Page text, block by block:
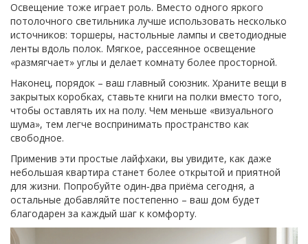
Освещение тоже играет роль. Вместо одного яркого
потолочного светильника лучше использовать несколько
источников: торшеры, настольные лампы и светодиодные
ленты вдоль полок. Мягкое, рассеянное освещение
«размягчает» углы и делает комнату более просторной.
Наконец, порядок – ваш главный союзник. Храните вещи в
закрытых коробках, ставьте книги на полки вместо того,
чтобы оставлять их на полу. Чем меньше «визуального
шума», тем легче воспринимать пространство как
свободное.
Применив эти простые лайфхаки, вы увидите, как даже
небольшая квартира станет более открытой и приятной
для жизни. Попробуйте один‑два приёма сегодня, а
остальные добавляйте постепенно – ваш дом будет
благодарен за каждый шаг к комфорту.